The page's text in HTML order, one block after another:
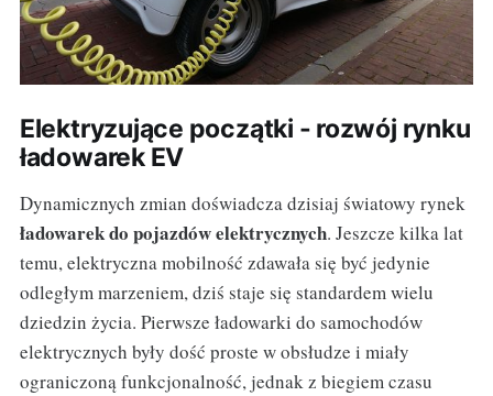
Elektryzujące początki - rozwój rynku
ładowarek EV
Dynamicznych zmian doświadcza dzisiaj światowy rynek
ładowarek do pojazdów elektrycznych. Jeszcze kilka lat
temu, elektryczna mobilność zdawała się być jedynie
odległym marzeniem, dziś staje się standardem wielu
dziedzin życia. Pierwsze ładowarki do samochodów
elektrycznych były dość proste w obsłudze i miały
ograniczoną funkcjonalność, jednak z biegiem czasu